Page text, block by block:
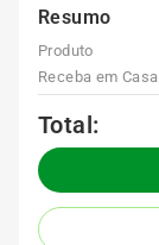
Resumo
Produto
Receba em Casa
Total: